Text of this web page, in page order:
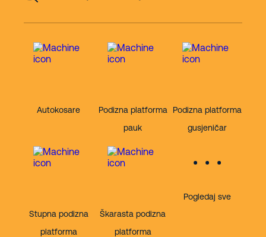
Autokosare
Podizna platforma
pauk
Podizna platforma
gusjeničar
Stupna podizna
platforma
Škarasta podizna
platforma
Pogledaj sve